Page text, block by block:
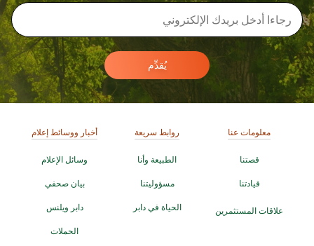
يُقدِّم
معلومات عنا
قصتنا
قيادتنا
علاقات المستثمرين
روابط سريعة
الطبيعة وأنا
مسؤوليتنا
الحياة في دابر
أخبار ووسائط إعلام
وسائل الإعلام
بيان صحفي
دابر ويلنس
الحملات